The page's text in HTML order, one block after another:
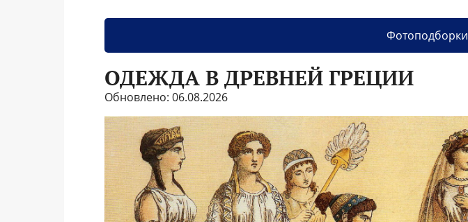
Фотоподборки
ОДЕЖДА В ДРЕВНЕЙ ГРЕЦИИ
Обновлено: 06.08.2026